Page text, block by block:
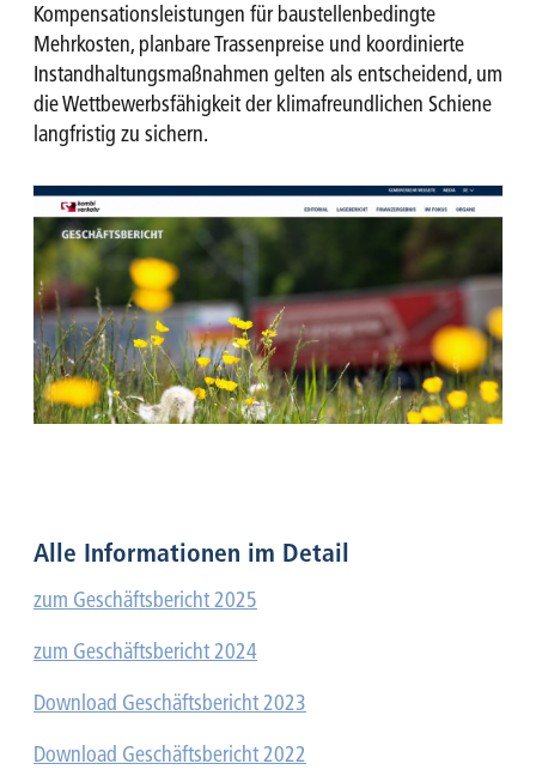
Kompensationsleistungen für baustellenbedingte
Mehrkosten, planbare Trassenpreise und koordinierte
Instandhaltungsmaßnahmen gelten als entscheidend, um
die Wettbewerbsfähigkeit der klimafreundlichen Schiene
langfristig zu sichern.
Alle Informationen im Detail
zum Geschäftsbericht 2025
zum Geschäftsbericht 2024
Download Geschäftsbericht 2023
Download Geschäftsbericht 2022